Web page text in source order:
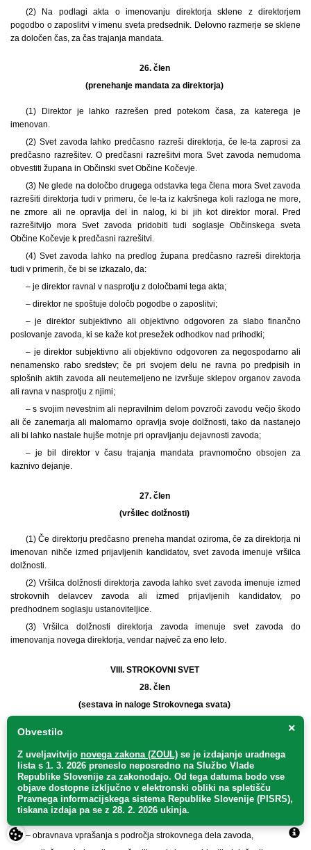
(2) Na podlagi akta o imenovanju direktorja sklene z direktorjem
pogodbo o zaposlitvi v imenu sveta predsednik. Delovno razmerje se sklene
za določen čas, za čas trajanja mandata.
26. člen
(prenehanje mandata za direktorja)
(1) Direktor je lahko razrešen pred potekom časa, za katerega je
imenovan.
(2) Svet zavoda lahko predčasno razreši direktorja, če le-ta zaprosi za
predčasno razrešitev. O predčasni razrešitvi mora Svet zavoda nemudoma
obvestiti župana in Občinski svet Občine Kočevje.
(3) Ne glede na določbo drugega odstavka tega člena mora Svet zavoda
razrešiti direktorja tudi v primeru, če le-ta iz kakršnega koli razloga ne more,
ne zmore ali ne opravlja del in nalog, ki bi jih kot direktor moral. Pred
razrešitvijo mora Svet zavoda pridobiti tudi soglasje Občinskega sveta
Občine Kočevje k predčasni razrešitvi.
(4) Svet zavoda lahko na predlog župana predčasno razreši direktorja
tudi v primerih, če bi se izkazalo, da:
– je direktor ravnal v nasprotju z določbami tega akta;
– direktor ne spoštuje določb pogodbe o zaposlitvi;
– je direktor subjektivno ali objektivno odgovoren za slabo finančno
poslovanje zavoda, ki se kaže kot presežek odhodkov nad prihodki;
– je direktor subjektivno ali objektivno odgovoren za negospodarno ali
nenamensko rabo sredstev; če pri svojem delu ne ravna po predpisih in
splošnih aktih zavoda ali neutemeljeno ne izvršuje sklepov organov zavoda
ali ravna v nasprotju z njimi;
– s svojim nevestnim ali nepravilnim delom povzroči zavodu večjo škodo
ali če zanemarja ali malomarno opravlja svoje dolžnosti, tako da nastanejo
ali bi lahko nastale hujše motnje pri opravljanju dejavnosti zavoda;
– je bil direktor v času trajanja mandata pravnomočno obsojen za
kaznivo dejanje.
27. člen
(vršilec dolžnosti)
(1) Če direktorju predčasno preneha mandat oziroma, če za direktorja ni
imenovan nihče izmed prijavljenih kandidatov, svet zavoda imenuje vršilca
dolžnosti.
(2) Vršilca dolžnosti direktorja zavoda lahko svet zavoda imenuje izmed
strokovnih delavcev zavoda ali izmed prijavljenih kandidatov, po
predhodnem soglasju ustanoviteljice.
(3) Vršilca dolžnosti direktorja zavoda imenuje svet zavoda do
imenovanja novega direktorja, vendar največ za eno leto.
VIII. STROKOVNI SVET
28. člen
(sestava in naloge Strokovnega svata)
(1) Strokovni svet zavoda ima 5 članov, od tega 3 s področja turizma in
(2) Strokovni svet je kolegijski organ, ki ga sestavljajo strokovnjaki s
področja dela zavoda. Svoje delo opravljajo brezplačno, upravičeni pa so do
povračila dejansko nastalih stroškov prevoza na sejo v višini, ki velja za
javne uslužbence.
(3) Strokovni svet ima naslednje naloge:
– obravnava vprašanja s področja strokovnega dela zavoda,
×
Obvestilo
Z uveljavitvijo novega zakona (ZOUL) se je izdajanje uradnega
lista s 1. 3. 2026 preneslo neposredno na Službo Vlade
Republike Slovenije za zakonodajo. Od tega datuma bodo vse
objave dostopne izključno v elektronski obliki na spletišču
Pravnega informacijskega sistema Republike Slovenije (PISRS),
tiskana izdaja pa se z 28. 2. 2026 ukinja.